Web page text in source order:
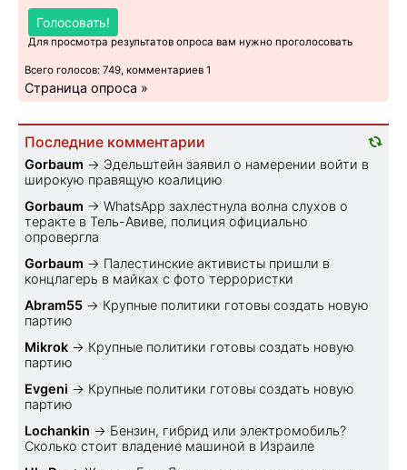
Голосовать!
Для просмотра результатов опроса вам нужно проголосовать
Всего голосов: 749, комментариев 1
Страница опроса »
Последние комментарии
Gorbaum → Эдельштейн заявил о намерении войти в
широкую правящую коалицию
Gorbaum → WhatsApp захлестнула волна слухов о
теракте в Тель-Авиве, полиция официально
опровергла
Gorbaum → Палестинские активисты пришли в
концлагерь в майках с фото террористки
Abram55 → Крупные политики готовы создать новую
партию
Mikrok → Крупные политики готовы создать новую
партию
Evgeni → Крупные политики готовы создать новую
партию
Lochankin → Бензин, гибрид или электромобиль?
Cколько стоит владение машиной в Израиле